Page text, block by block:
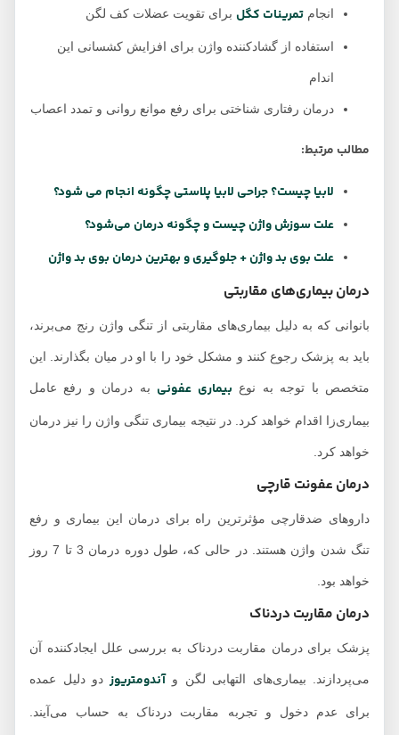
انجامتمرینات کگل برای تقویت عضلات کف لگن
استفاده از گشادکننده واژن برای افزایش کشسانی این
درمان رفتاری شناختی برای رفع موانع روانی و تمدد اعصاب
مطالب مرتبط:
لابیا چیست؟ جراحی لابیا پلاستی چگونه انجام می شود؟
علت سوزش واژن چیست و چگونه درمان می‌شود؟
علت بوی بد واژن + جلوگیری و بهترین درمان بوی بد واژن
درمان بیماری‌های مقاربتی
بانوانی که به دلیل بیماری‌های مقاربتی از تنگی واژن رنج می‌برند،
باید به پزشک رجوع کنند و مشکل خود را با او در میان بگذارند. این
متخصص با توجه به نوع بیماری عفونیبه درمان و رفع عامل
بیماری‌زا اقدام خواهد کرد. در نتیجه بیماری تنگی واژن را نیز درمان
خواهد کرد.
درمان عفونت قارچی
داروهای ضدقارچی مؤثرترین راه برای درمان این بیماری و رفع
تنگ شدن واژن هستند. در حالی که، طول دوره درمان 3 تا 7 روز
خواهد بود.
درمان مقاربت دردناک
پزشک برای درمان مقاربت دردناک به بررسی علل ایجادکننده آن
می‌پردازند. بیماری‌های التهابی لگن وآندومتریوزدو دلیل عمده
برای عدم دخول و تجربه مقاربت دردناک به حساب می‌آیند.